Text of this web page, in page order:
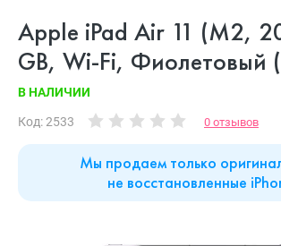
Apple iPad Air 11 (M2,
GB, Wi-Fi, Фиолетовый
В НАЛИЧИИ
Код: 2533 0 отзывов
Мы продаем только
не восстановленные